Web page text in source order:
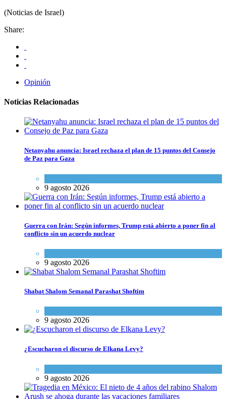
(Noticias de Israel)
Share:
Opinión
Noticias Relacionadas
Netanyahu anuncia: Israel rechaza el plan de 15 puntos del Consejo
de Paz para Gaza
9 agosto 2026
Guerra con Irán: Según informes, Trump está abierto a poner fin al
conflicto sin un acuerdo nuclear
9 agosto 2026
Shabat Shalom Semanal Parashat Shoftim
9 agosto 2026
¿Escucharon el discurso de Elkana Levy?
9 agosto 2026